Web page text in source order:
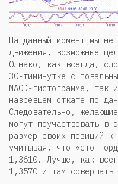
На данный момент мы не
движения, возможные
Однако, как всегда,
30-тиминутке с
MACD-гистограмме,
назревшем откате по
Следовательно,
могут поучаствовать в
размер своих позиций к
учитывая, что «стоп-
1,3610. Лучше, как
1,3570 и там совершать